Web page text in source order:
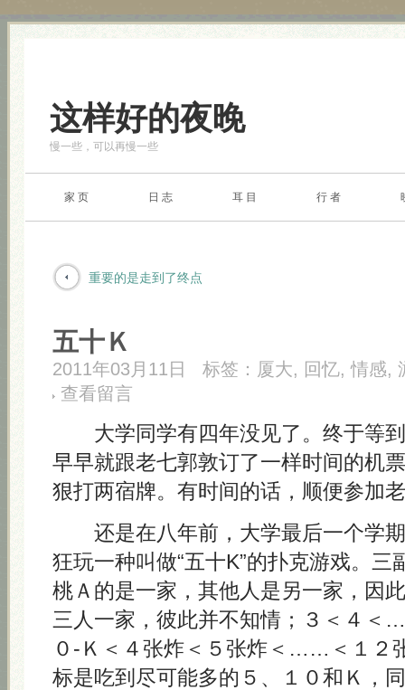
这样好的夜晚
慢一些，可以再慢一些
家 页 日 志 耳 目 行 者
重要的是走到了终点
五十Ｋ
2011年03月11日 标签： 厦大, 回忆,情感,
查看留言
大学同学有四年没见了。终于等
早早就跟老七郭敦订了一样时间的机
狠打两宿牌。有时间的话，顺便参加
还是在八年前，大学最后一个学期
狂玩一种叫做“五十K”的扑克游戏。三
桃Ａ的是一家，其他人是另一家，因
三人一家，彼此并不知情；３＜４
０-Ｋ＜４张炸＜５张炸＜……＜１２
标是吃到尽可能多的５、１０和Ｋ，